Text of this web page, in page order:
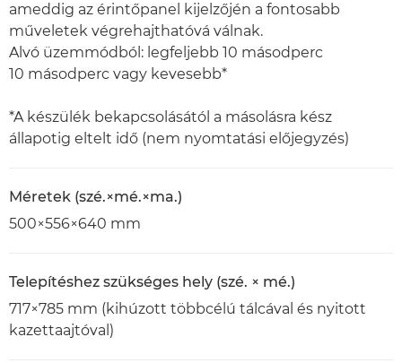
ameddig az érintőpanel kijelzőjén a fontosabb
műveletek végrehajthatóvá válnak.
Alvó üzemmódból: legfeljebb 10 másodperc
10 másodperc vagy kevesebb*
*A készülék bekapcsolásától a másolásra kész
állapotig eltelt idő (nem nyomtatási előjegyzés)
Méretek (szé.×mé.×ma.)
500×556×640 mm
Telepítéshez szükséges hely (szé. × mé.)
717×785 mm (kihúzott többcélú tálcával és nyitott
kazettaajtóval)